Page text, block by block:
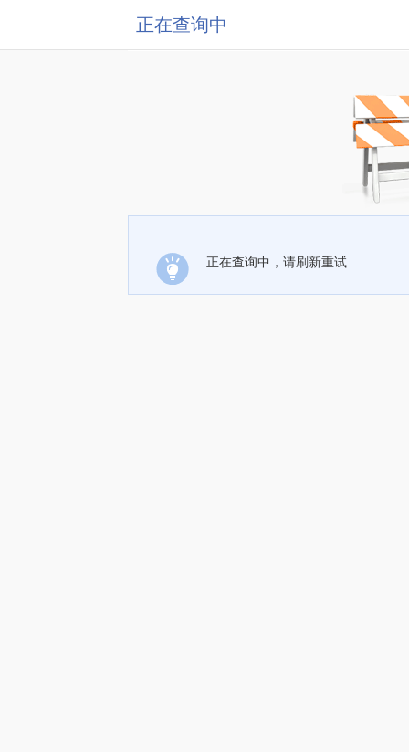
正在查询中
正在查询中，请刷新重试